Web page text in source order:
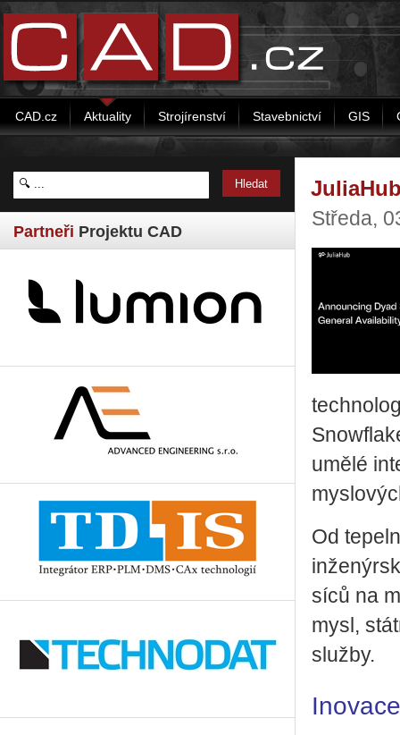
CAD.cz Aktuality Strojírenství Stavebnictví GIS
Partneři Projektu CAD
Středa,
umělé
Od
sí­ců na
my­sl,
služ­by.